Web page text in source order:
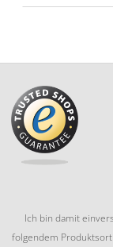
Ich bin damit
folgendem